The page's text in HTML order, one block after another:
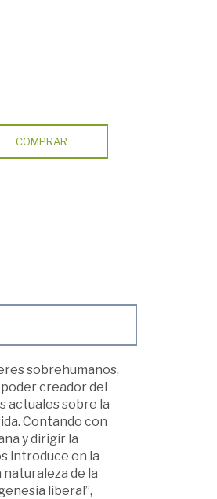
COMPRAR
sobrehumanos,
creador del
actuales sobre la
Contando con
y dirigir la
introduce en la
de la
liberal”,